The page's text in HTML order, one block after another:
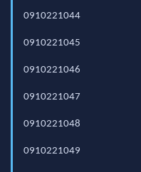
0910221044
0910221045
0910221046
0910221047
0910221048
0910221049